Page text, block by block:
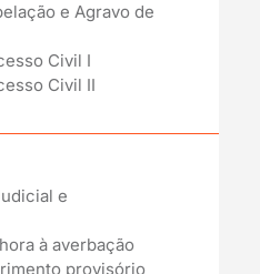
e Agravo de
Civil I
Civil II
e
à averbação
provisório